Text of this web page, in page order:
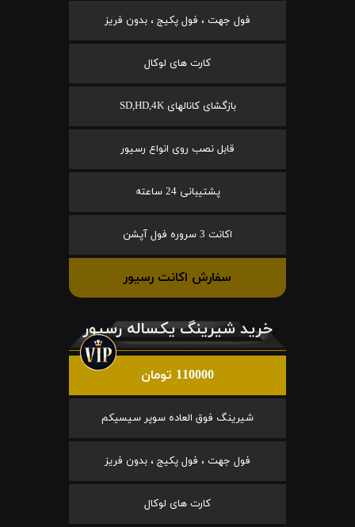
فول جهت ، فول پکیج ، بدون فریز
کارت های لوکال
بازگشای کانالهای SD,HD,4K
قابل نصب روی انواع رسیور
پشتیبانی 24 ساعته
اکانت 3 سروره فول آپشن
سفارش اکانت رسیور
خرید شیرینگ یکساله رسیور
110000 تومان
شیرینگ فوق العاده سوپر سیسیکم
فول جهت ، فول پکیج ، بدون فریز
کارت های لوکال